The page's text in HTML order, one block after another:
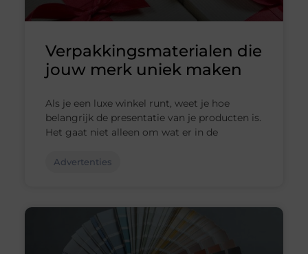
Verpakkingsmaterialen die
jouw merk uniek maken
Als je een luxe winkel runt, weet je hoe
belangrijk de presentatie van je producten is.
Het gaat niet alleen om wat er in de
Advertenties